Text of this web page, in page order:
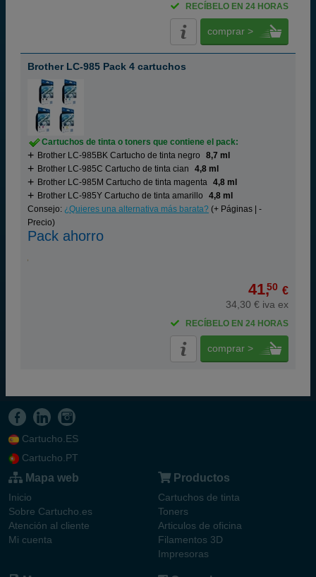
RECÍBELO EN 24 HORAS
comprar >
Brother LC-985 Pack 4 cartuchos
Cartuchos de tinta o toners que contiene el pack:
Brother LC-985BK Cartucho de tinta negro
8,7 ml
Brother LC-985C Cartucho de tinta cian
4,8 ml
Brother LC-985M Cartucho de tinta magenta 4,8 ml
Brother LC-985Y Cartucho de tinta amarillo
4,8 ml
Consejo: ¿Quieres una alternativa más barata? (+ Páginas | -
Precio)
Pack ahorro
41,50 €
34,30 € iva ex
RECÍBELO EN 24 HORAS
comprar >
Cartucho.ES
Cartucho.PT
Mapa web
Inicio
Sobre Cartucho.es
Atención al cliente
Mi cuenta
Productos
Cartuchos de tinta
Toners
Articulos de oficina
Filamentos 3D
Impresoras